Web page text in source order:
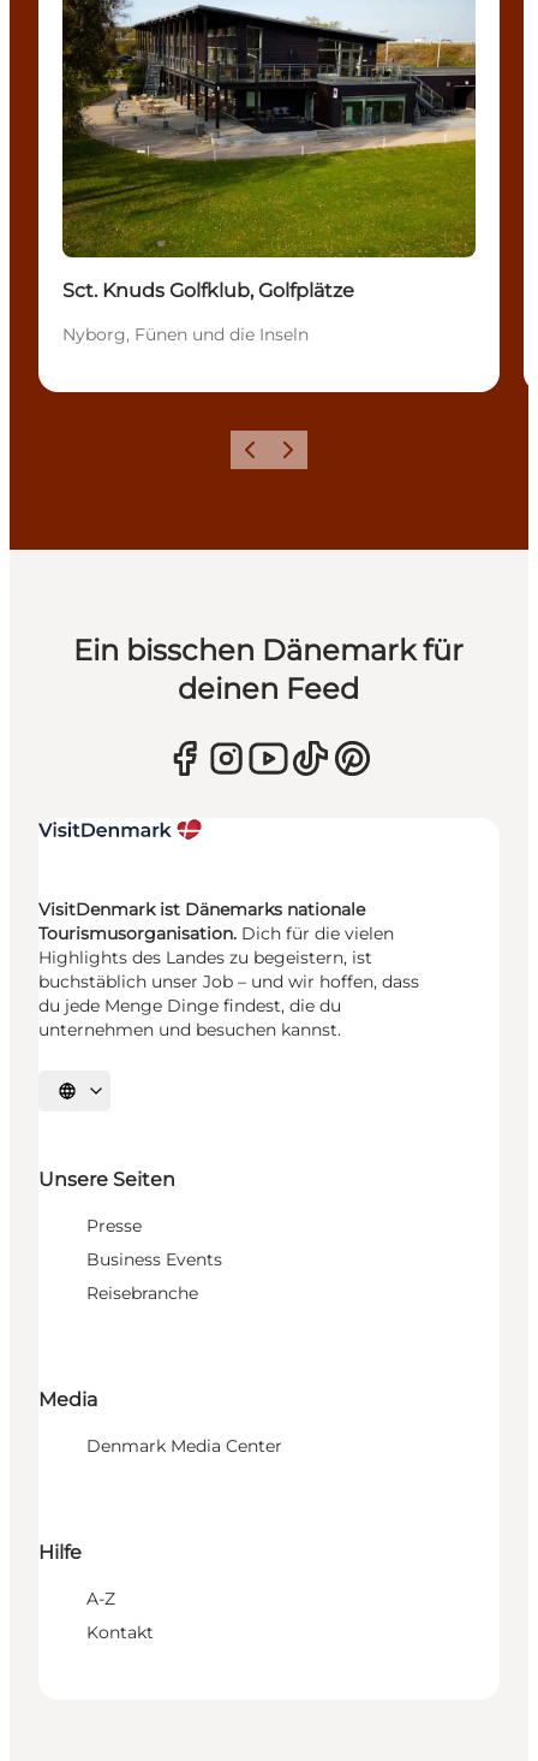
Sct. Knuds Golfklub, Golfplätze
Nyborg, Fünen und die Inseln
ZurückWeiter
Ein bisschen Dänemark für
deinen Feed
VisitDenmark ist Dänemarks nationale
Tourismusorganisation. Dich für die vielen
Highlights des Landes zu begeistern, ist
buchstäblich unser Job – und wir hoffen, dass
du jede Menge Dinge findest, die du
unternehmen und besuchen kannst.
Sprache auswählen
Unsere Seiten
Presse
Business Events
Reisebranche
Media
Denmark Media Center
Hilfe
A-Z
Kontakt